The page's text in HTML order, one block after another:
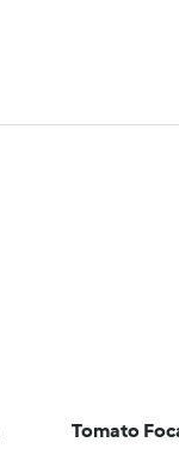
Tomato